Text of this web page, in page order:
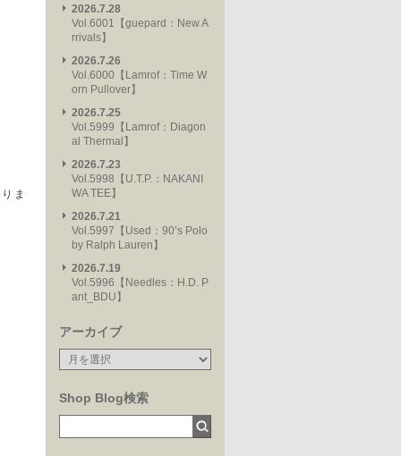
ま
2026.7.28
Vol.6001【guepard：New A
rrivals】
2026.7.26
Vol.6000【Lamrof：Time W
orn Pullover】
2026.7.25
Vol.5999【Lamrof：Diagon
al Thermal】
2026.7.23
Vol.5998【U.T.P.：NAKANI
WA TEE】
2026.7.21
Vol.5997【Used：90’s Polo
by Ralph Lauren】
2026.7.19
Vol.5996【Needles：H.D. P
ant_BDU】
アーカイブ
Shop Blog検索